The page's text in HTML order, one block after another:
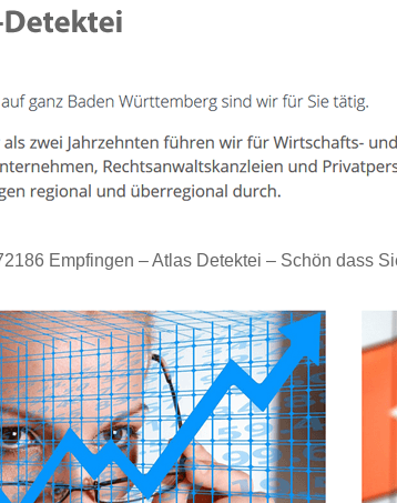
Empfingen – Atlas Detektei – Schön dass